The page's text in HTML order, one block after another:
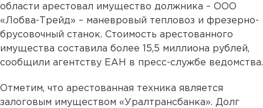
области арестовал имущество должника – ООО
«Лобва-Трейд» – маневровый тепловоз и фрезерно-
брусовочный станок. Стоимость арестованного
имущества составила более 15,5 миллиона рублей,
сообщили агентству ЕАН в пресс-службе ведомства.
Отметим, что арестованная техника является
залоговым имуществом «Уралтрансбанка». Долг